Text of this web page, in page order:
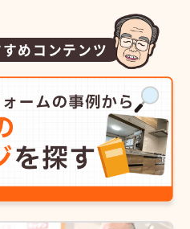
めコンテンツ